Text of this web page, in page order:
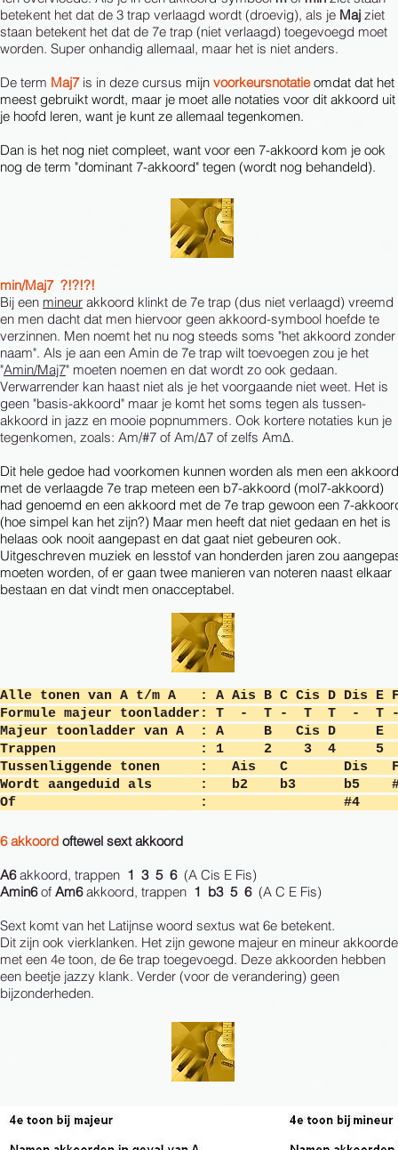
betekent het dat de 3 trap verlaagd wordt (droevig), als je Maj ziet
staan betekent het dat de 7e trap (niet verlaagd) toegevoegd moet
worden. Super onhandig allemaal, maar het is niet anders.
De term Maj7is in deze cursus mijn voorkeursnotatieomdat dat het
meest gebruikt wordt, maar je moet alle notaties voor dit akkoord uit
je hoofd leren, want je kunt ze allemaal tegenkomen.
Dan is het nog niet compleet, want voor een 7-akkoord kom je ook
nog de term "dominant 7-akkoord" tegen (wordt nog behandeld).
min/Maj7 ?!?!?!
Bij een mineur akkoord klinkt de 7e trap (dus niet verlaagd) vreemd
en men dacht dat men hiervoor geen akkoord-symbool hoefde te
verzinnen. Men noemt het nu nog steeds soms "het akkoord zonder
naam". Als je aan een Amin de 7e trap wilt toevoegen zou je het
"Amin/Maj7" moeten noemen en dat wordt zo ook gedaan.
Verwarrender kan haast niet als je het voorgaande niet weet. Het is
geen "basis-akkoord" maar je komt het soms tegen als tussen-
akkoord in jazz en mooie popnummers. Ook kortere notaties kun je
tegenkomen, zoals: Am/#7 of Am/Δ7 of zelfs AmΔ.
Dit hele gedoe had voorkomen kunnen worden als men een akkoord
met de verlaagde 7e trap meteen een b7-akkoord (mol7-akkoord)
had genoemd en een akkoord met de 7e trap gewoon een 7-
(hoe simpel kan het zijn?) Maar men heeft dat niet gedaan en het is
helaas ook nooit aangepast en dat gaat niet gebeuren ook.
Uitgeschreven muziek en lesstof van honderden jaren zou
moeten worden, of er gaan twee manieren van noteren naast elkaar
bestaan en dat vindt men onacceptabel.
​Alle tonen van A t/m A : A Ais B C Cis D Dis E
Formule majeur toonladder:
T - T - T T - T
Majeur toonladder van A : A B Cis D
Trappen : 1 2 3 4 5
Tussenliggende tonen : Ais C
Wordt aangeduid als : b2 b3
Of :
6 akkoord oftewel sext akkoord
A6akkoord, trappen 1 3 5 6(A Cis E Fis)
Amin6of Am6akkoord, trappen 1 b3 5 6(A C E Fis)
Sext komt van het Latijnse woord sextus wat 6e betekent.
Dit zijn ook vierklanken. Het zijn gewone majeur en mineur
met een 4e toon, de 6e trap toegevoegd. Deze akkoorden hebben
een beetje jazzy klank. Verder (voor de verandering) geen
bijzonderheden.